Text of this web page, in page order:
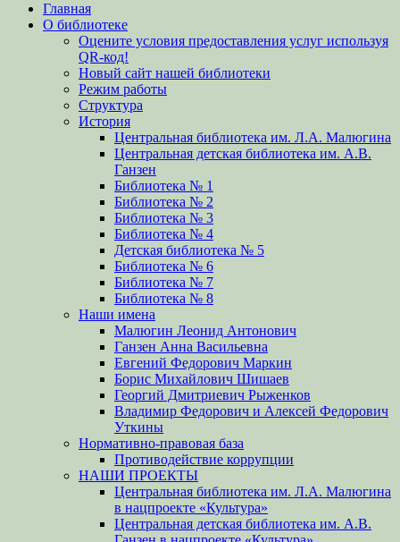
вверх
Главная
О библиотеке
Оцените условия предоставления услуг используя
QR-код!
Новый сайт нашей библиотеки
Режим работы
Структура
История
Центральная библиотека им. Л.А. Малюгина
Центральная детская библиотека им. А.В.
Ганзен
Библиотека № 1
Библиотека № 2
Библиотека № 3
Библиотека № 4
Детская библиотека № 5
Библиотека № 6
Библиотека № 7
Библиотека № 8
Наши имена
Малюгин Леонид Антонович
Ганзен Анна Васильевна
Евгений Федорович Маркин
Борис Михайлович Шишаев
Георгий Дмитриевич Рыженков
Владимир Федорович и Алексей Федорович
Уткины
Нормативно-правовая база
Противодействие коррупции
НАШИ ПРОЕКТЫ
Центральная библиотека им. Л.А. Малюгина
в нацпроекте «Культура»
Центральная детская библиотека им. А.В.